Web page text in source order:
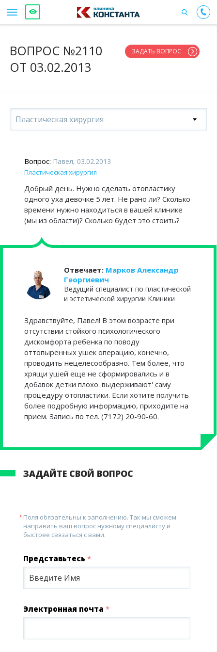
ВОПРОС №2110
ОТ 03.02.2013
ЗАДАТЬ ВОПРОС
Пластическая хирургия
Вопрос: Павел, 03.02.2013
Пластическая хирургия
Добрый день. Нужно сделать отопластику
одного уха девочке 5 лет. Не рано ли? Сколько
времени нужно находиться в вашей клинике
(мы из области)? Сколько будет это стоить?
Отвечает: Марков Александр
Георгиевич
Ведущий специалист по пластической
и эстетической хирургии Клиники
Здравствуйте, Павел! В этом возрасте при
отсутствии стойкого психологического
дискомфорта ребенка по поводу
оттопыренных ушек операцию, конечно,
проводить нецелесообразно. Тем более, что
хрящи ушей еще не сформировались и в
добавок детки плохо 'выдерживают' саму
процедуру отопластики. Если хотите получить
более подробную информацию, приходите на
прием. Запись по тел. (7172) 20-90-60.
ЗАДАЙТЕ СВОЙ ВОПРОС
Поля обязательны к заполнению. Так мы сможем
направить ваш вопрос нужному специалисту и
быстрее связаться с вами.
Представьтесь *
Электронная почта *